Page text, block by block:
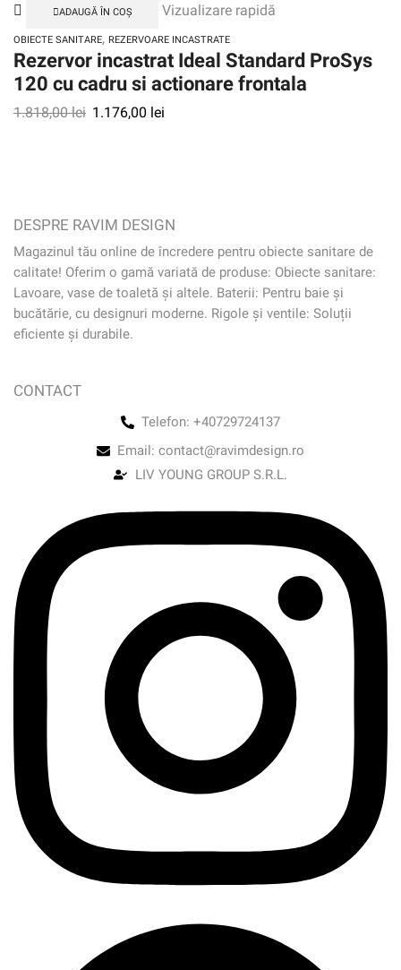
ADAUGĂ ÎN COȘ Vizualizare rapidă
OBIECTE SANITARE, REZERVOARE INCASTRATE
Rezervor incastrat Ideal Standard ProSys
120 cu cadru si actionare frontala
1.818,00lei 1.176,00 lei
DESPRE RAVIM DESIGN
Magazinul tău online de încredere pentru obiecte sanitare de
calitate! Oferim o gamă variată de produse: Obiecte sanitare:
Lavoare, vase de toaletă și altele. Baterii: Pentru baie și
bucătărie, cu designuri moderne. Rigole și ventile: Soluții
eficiente și durabile.
CONTACT
Telefon: +40729724137
Email: contact@ravimdesign.ro
LIV YOUNG GROUP S.R.L.